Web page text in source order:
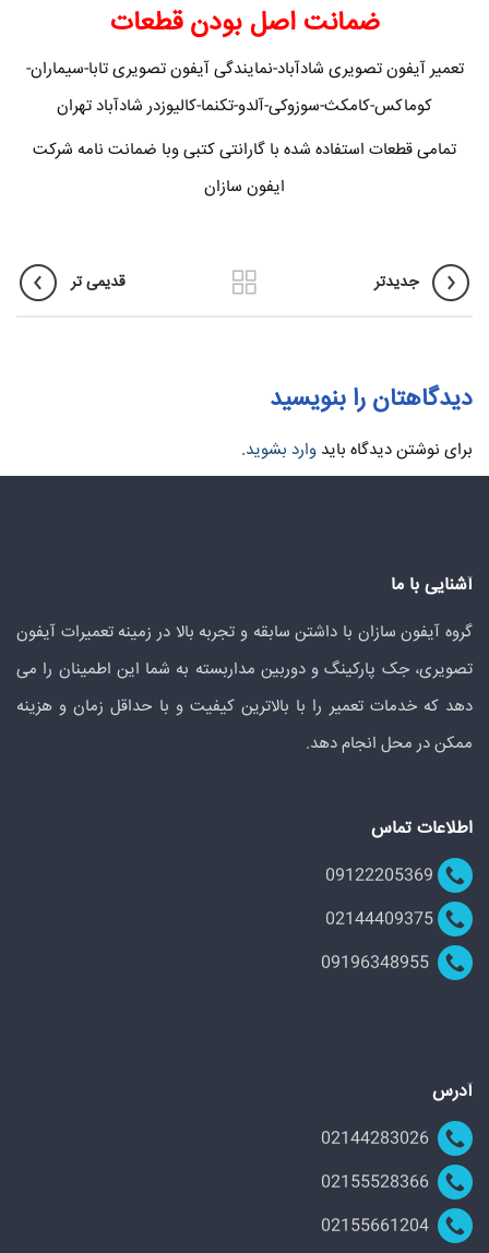
ضمانت اصل بودن قطعات
تعمیر آیفون تصویری شادآباد-نمایندگی آیفون تصویری تابا-سیماران-
کوماکس-کامکث-سوزوکی-آلدو-تکنما-کالیوزدر شادآباد تهران
تمامی قطعات استفاده شده با گارانتی کتبی وبا ضمانت نامه شرکت
ایفون سازان
جدیدتر قدیمی تر
دیدگاهتان را بنویسید
برای نوشتن دیدگاه باید وارد بشوید.
آشنایی با ما
گروه آیفون سازان با داشتن سابقه و تجربه بالا در زمینه تعمیرات آیفون
تصویری، جک پارکینگ و دوربین مداربسته به شما این اطمینان را می
دهد که خدمات تعمیر را با بالاترین کیفیت و با حداقل زمان و هزینه
ممکن در محل انجام دهد.
اطلاعات تماس
آدرس